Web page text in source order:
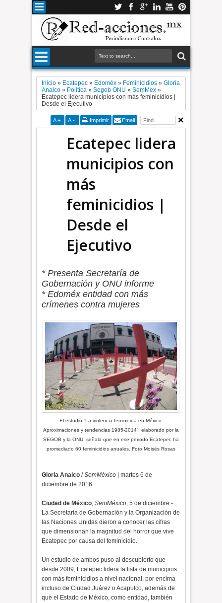
Inicio » Ecatepec » Edoméx » Feminicidios »Gloria
Analco » Política »Segob ONU »SemMex »
Ecatepec lidera municipios con más feminicidios |
Desde el Ejecutivo
A + A - Imprimir Email
Ecatepec lidera
municipios con
más
feminicidios |
Desde el
Ejecutivo
* Presenta Secretaría de
Gobernación y ONU informe
* Edoméx entidad con más
crímenes contra mujeres
El estudio “La violencia feminicida en México.
Aproximaciones y tendencias 1985-2014”, elaborado por la
SEGOB y la ONU, señala que en ese periodo Ecatepec ha
promediado 60 feminicidios anuales. Foto Moisés Rosas
Gloria Analco /SemMéxico | martes 6 de
diciembre de 2016
Ciudad de México,SemMéxico, 5 de diciembre.-
La Secretaría de Gobernación y la Organización de
las Naciones Unidas dieron a conocer las cifras
que dimensionan la magnitud del horror que vive
Ecatepec por causa del feminicidio.
Un estudio de ambos puso al descubierto que
desde 2009, Ecatepec lidera la lista de municipios
con más feminicidios a nivel nacional, por encima
incluso de Ciudad Juárez o Acapulco, además de
que el Estado de México, como entidad, también